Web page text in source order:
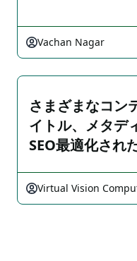
Vachan Nagar
さまざまなコン
イトル、メタデ
SEO最適化され
Virtual Vision